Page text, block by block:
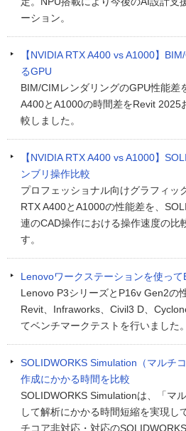
ーション。
【NVIDIA RTX A400 vs A1000】
るGPU
BIM/CIMレンダリングのGPU性能差
A400とA1000の時間差をRevit 2025
較しました。
【NVIDIA RTX A400 vs A1000】
ンブリ操作比較
プロフェッショナル向けグラフィッ
RTX A400とA1000の性能差を、
連のCAD操作における操作速度の比
す。
Lenovoワークステーションを使って
Lenovo P3シリーズとP16v Gen2の
Revit、Infraworks、Civil3 D、
てベンチマークテストを行いました。
SOLIDWORKS Simulation（マルチ
作成にかかる時間を比較
SOLIDWORKS Simulationは、「マ
して解析にかかる時間短縮を実現し
チコア非対応・対応の